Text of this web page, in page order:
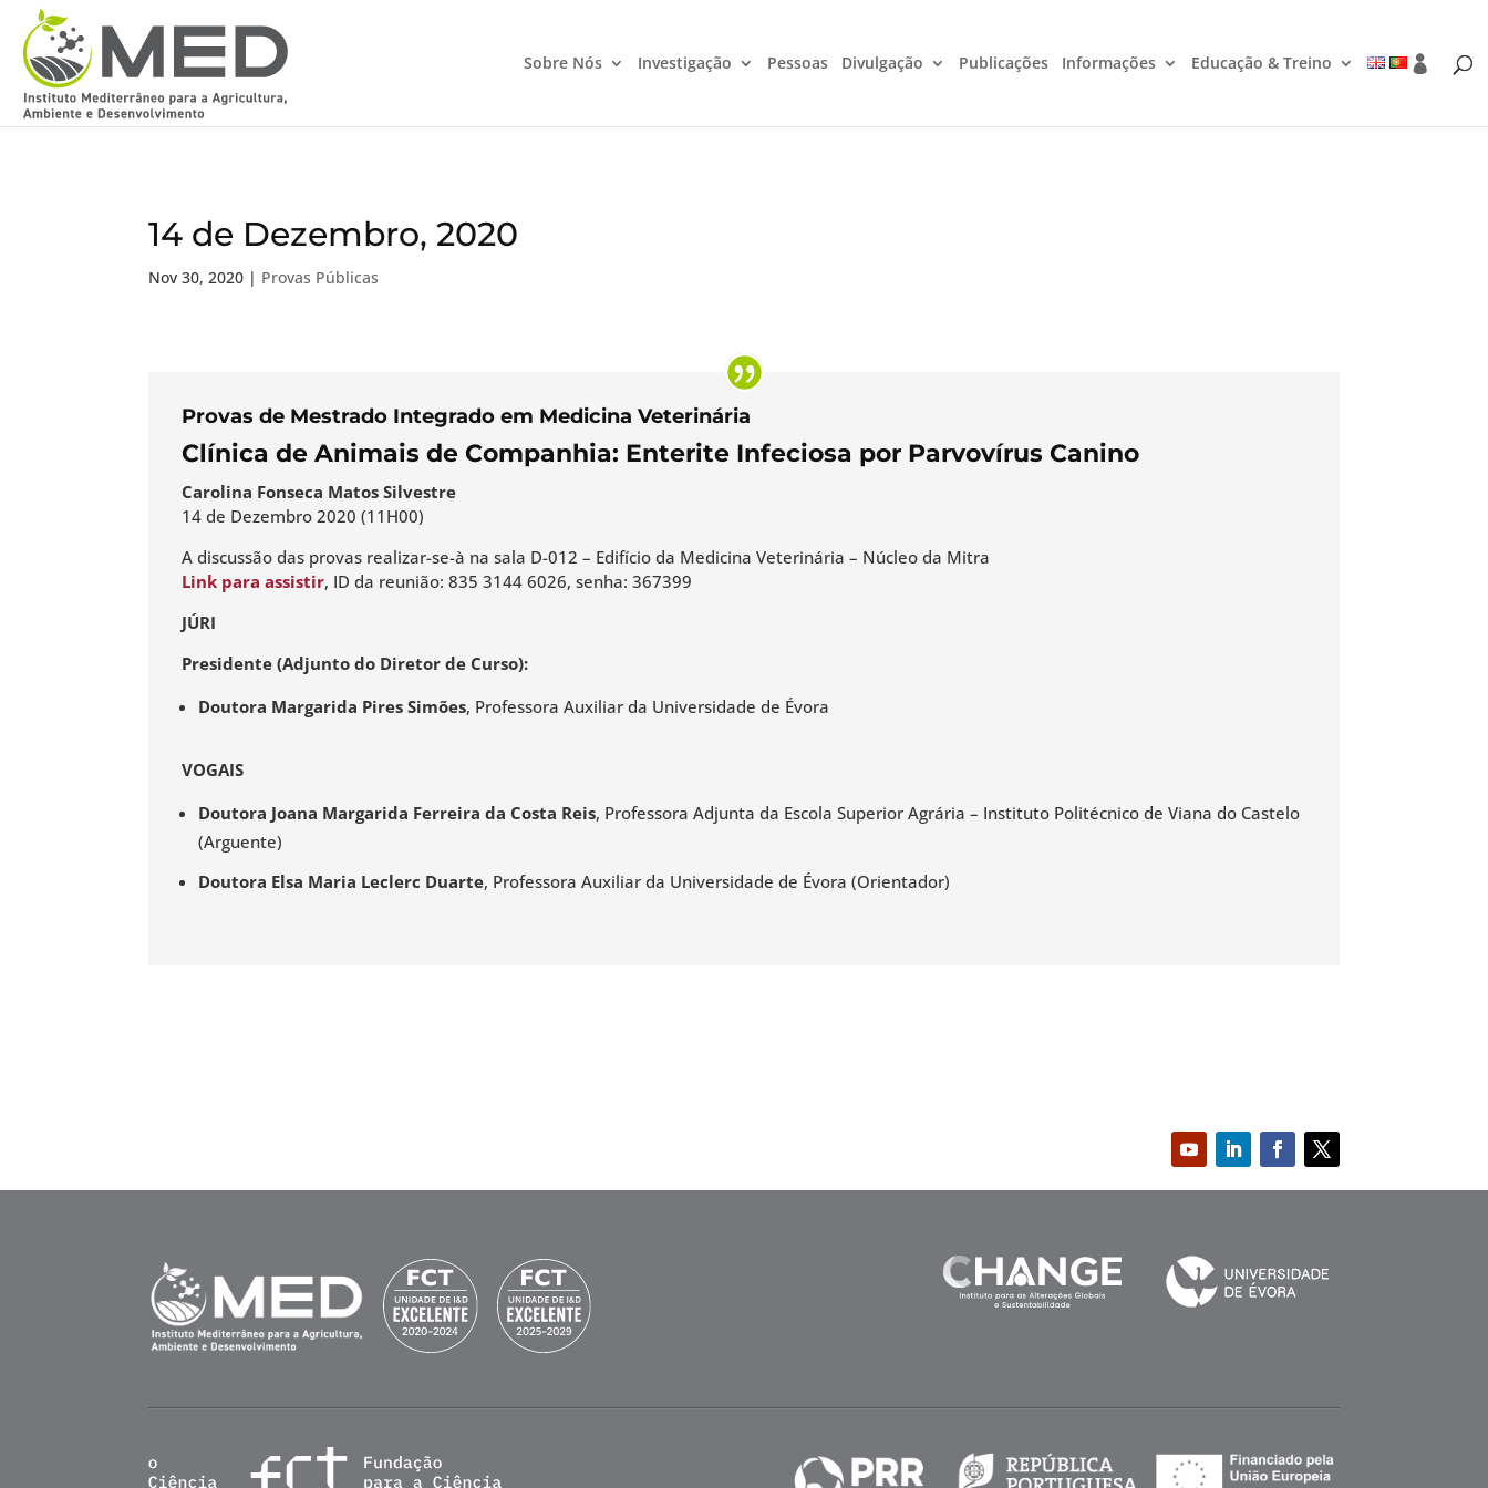
Sobre Nós Investigação Pessoas Divulgação Publicações Informações Educação & Treino
14 de Dezembro, 2020
Nov 30, 2020 | Provas Públicas
Provas de Mestrado Integrado em Medicina Veterinária
Clínica de Animais de Companhia: Enterite Infeciosa por Parvovírus Canino
Carolina Fonseca Matos Silvestre
14 de Dezembro 2020 (11H00)
A discussão das provas realizar-se-à na sala D-012 – Edifício da Medicina Veterinária – Núcleo da Mitra
Link para assistir, ID da reunião: 835 3144 6026, senha: 367399
JÚRI
Presidente (Adjunto do Diretor de Curso):
Doutora Margarida Pires Simões, Professora Auxiliar da Universidade de Évora
VOGAIS
Doutora Joana Margarida Ferreira da Costa Reis, Professora Adjunta da Escola Superior Agrária – Instituto Politécnico de Viana do Castelo
(Arguente)
Doutora Elsa Maria Leclerc Duarte, Professora Auxiliar da Universidade de Évora (Orientador)